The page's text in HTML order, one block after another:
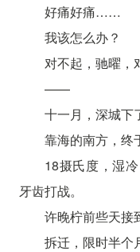
好痛好痛……
我该怎么办？
对不起，驰曜
——
十一月，深城下
靠海的南方，终
18摄氏度，湿
牙齿打战。
许晚柠前些天接
拆迁，限时半个